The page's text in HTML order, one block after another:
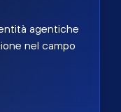
agentiche
nel campo